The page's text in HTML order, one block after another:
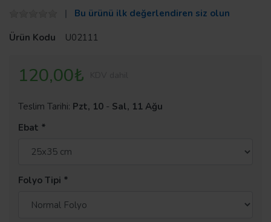
Bu ürünü ilk değerlendiren siz olun
Ürün Kodu
U02111
120,00₺
Teslim Tarihi: Pzt, 10 - Sal, 11 Ağu
Ebat
Folyo Tipi